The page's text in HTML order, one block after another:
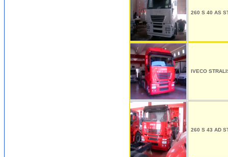
260 S 40 AS
IVECO
260 S 43 AD